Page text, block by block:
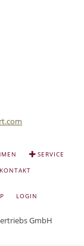
SERVICE
KONTAKT
LOGIN
GmbH